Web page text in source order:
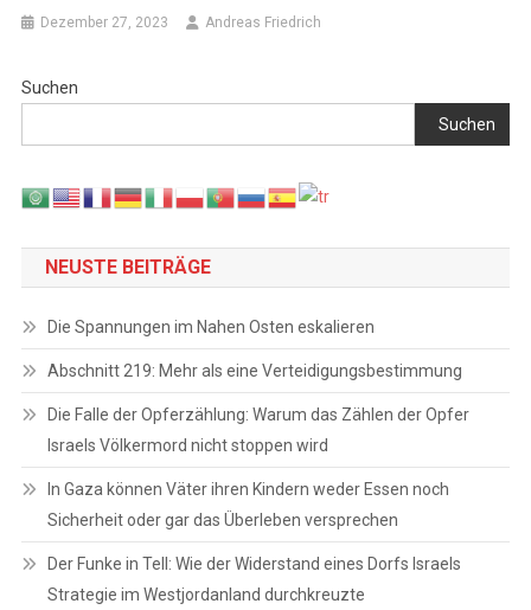
Dezember 27, 2023 Andreas Friedrich
Suchen
Suchen
NEUSTE BEITRÄGE
Die Spannungen im Nahen Osten eskalieren
Abschnitt 219: Mehr als eine Verteidigungsbestimmung
Die Falle der Opferzählung: Warum das Zählen der Opfer
Israels Völkermord nicht stoppen wird
In Gaza können Väter ihren Kindern weder Essen noch
Sicherheit oder gar das Überleben versprechen
Der Funke in Tell: Wie der Widerstand eines Dorfs Israels
Strategie im Westjordanland durchkreuzte